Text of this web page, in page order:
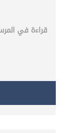
قراءة في